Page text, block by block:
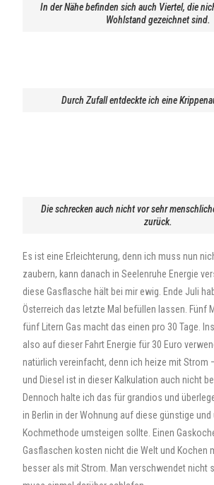
In der Nähe befinden sich auch Viertel, die
Wohlstand gezeichnet sind.
Durch Zufall entdeckte ich eine
Die schrecken auch nicht vor sehr
zurück.
Es ist eine Erleichterung, denn ich muss nun
zaubern, kann danach in Seelenruhe Energie
diese Gasflasche hält bei mir ewig. Ende Juli
Österreich das letzte Mal befüllen lassen. Fünf
fünf Litern Gas macht das einen pro 30 Tage.
also auf dieser Fahrt Energie für 30 Euro
natürlich vereinfacht, denn ich heize mit Strom
und Diesel ist in dieser Kalkulation auch nicht
Dennoch halte ich das für grandios und
in Berlin in der Wohnung auf diese günstige
Kochmethode umsteigen sollte. Einen
Gasflaschen kosten nicht die Welt und Kochen
besser als mit Strom. Man verschwendet nicht